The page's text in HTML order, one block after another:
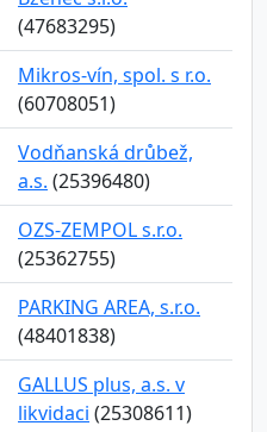
(47683295)
Mikros-vín, spol. s r.o.
(60708051)
Vodňanská drůbež,
a.s. (25396480)
OZS-ZEMPOL s.r.o.
(25362755)
PARKING AREA, s.r.o.
(48401838)
GALLUS plus, a.s. v
likvidaci (25308611)